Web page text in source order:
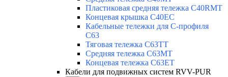
Пластиковая средняя тележка C40RMT
Концевая крышка C40EC
Кабельные тележки для С-профиля
C63
Тяговая тележка C63TT
Средняя тележка C63MT
Концевая тележка C63ET
Кабели для подвижных систем RVV-PUR